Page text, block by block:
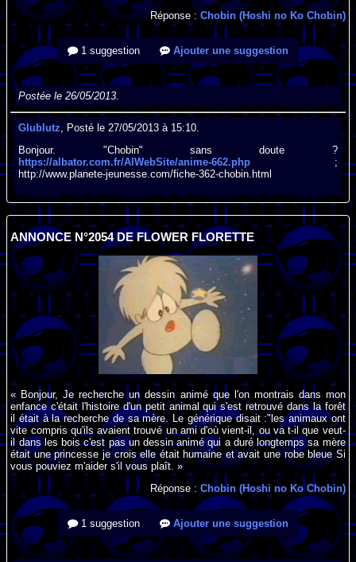
Réponse : Chobin (Hoshi no Ko Chobin)
1 suggestion Ajouter une suggestion
Postée le 26/05/2013.
Glublutz, Posté le 27/05/2013 à 15:10.
Bonjour. "Chobin" sans doute ?
https://albator.com.fr/AlWebSite/anime-662.php ;
http://www.planete-jeunesse.com/fiche-362-chobin.html
ANNONCE N°2054 DE FLOWER FLORETTE
« Bonjour, Je recherche un dessin animé que l'on montrais dans mon
enfance c'était l'histoire d'un petit animal qui s'est retrouvé dans la forêt
il était à la recherche de sa mère. Le générique disait :"les animaux ont
vite compris qu'ils avaient trouvé un ami d'où vient-il, ou va t-il que veut-
il dans les bois c'est pas un dessin animé qui a duré longtemps sa mère
était une princesse je crois elle était humaine et avait une robe bleue Si
vous pouviez m'aider s'il vous plaît. »
Réponse : Chobin (Hoshi no Ko Chobin)
1 suggestion Ajouter une suggestion